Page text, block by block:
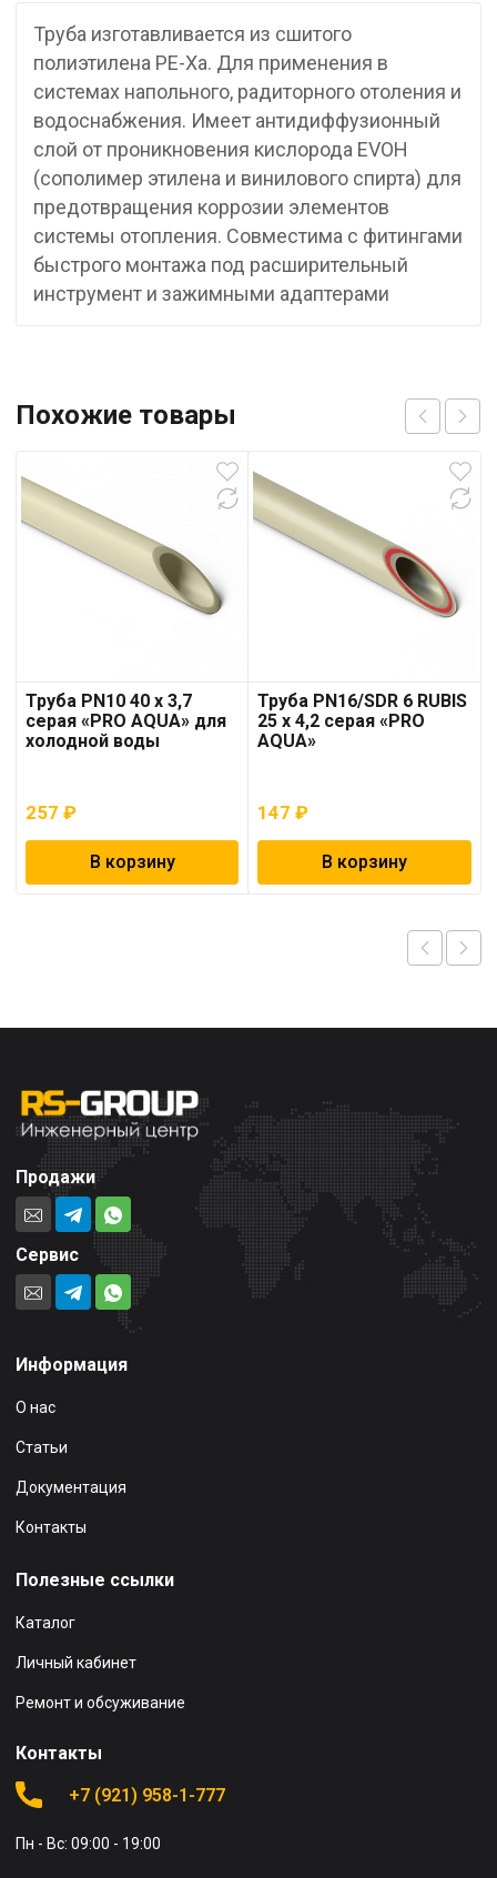
Труба изготавливается из сшитого
полиэтилена PE-Xa. Для применения в
системах напольного, радиторного отоления и
водоснабжения. Имеет антидиффузионный
слой от проникновения кислорода EVOH
(сополимер этилена и винилового спирта) для
предотвращения коррозии элементов
системы отопления. Совместима с фитингами
быстрого монтажа под расширительный
инструмент и зажимными адаптерами
Похожие товары
Труба PN10 40 x 3,7
серая «PRO AQUA» для
холодной воды
257 ₽
В корзину
Труба PN16/SDR 6 RUBIS
25 x 4,2 серая «PRO
AQUA»
147₽
В корзину
Продажи
Сервис
Информация
О нас
Статьи
Документация
Контакты
Полезные ссылки
Каталог
Личный кабинет
Ремонт и обсуживание
Контакты
+7 (921) 958-1-777
Пн - Вс: 09:00 - 19:00